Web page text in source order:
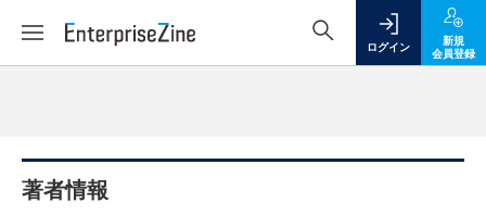
ログイン
新規
会員登録
著者情報